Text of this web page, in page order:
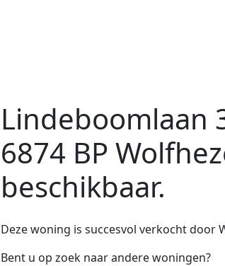
Lindeboomlaan
6874 BP
beschikbaar.
Deze woning is succesvol verkocht door
Bent u op zoek naar andere woningen?